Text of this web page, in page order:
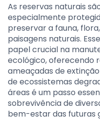
As reservas naturais
especialmente
preservar a fauna,
paisagens naturais.
papel crucial na
ecológico, oferecendo
ameaçadas de
de ecossistemas
áreas é um passo
sobrevivência de
bem-estar das futuras